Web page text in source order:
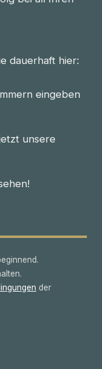
dauerhaft hier:
eingeben
unsere
der